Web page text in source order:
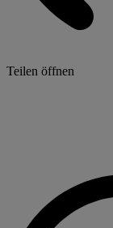
Teilen öffnen